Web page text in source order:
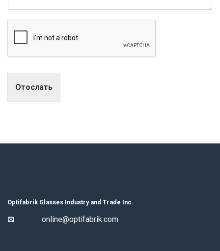
Отослать
Optifabrik Glasses Industry and Trade Inc.
online@optifabrik.com